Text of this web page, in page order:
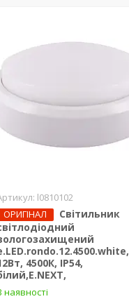
l0810102
ОРИГІНАЛ
Світильник
4500К, IP54,
наявності